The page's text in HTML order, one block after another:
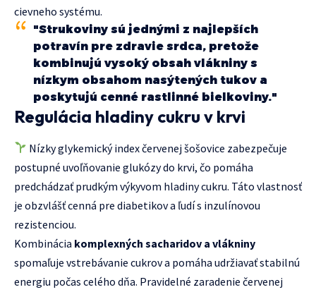
cievneho systému.
"Strukoviny sú jednými z najlepších
potravín pre zdravie srdca, pretože
kombinujú vysoký obsah vlákniny s
nízkym obsahom nasýtených tukov a
poskytujú cenné rastlinné bielkoviny."
Regulácia hladiny cukru v krvi
Nízky glykemický index červenej šošovice zabezpečuje
postupné uvoľňovanie glukózy do krvi, čo pomáha
predchádzať prudkým výkyvom hladiny cukru. Táto vlastnosť
je obzvlášť cenná pre diabetikov a ľudí s inzulínovou
rezistenciou.
Kombinácia komplexných sacharidov a vlákniny
spomaľuje vstrebávanie cukrov a pomáha udržiavať stabilnú
energiu počas celého dňa. Pravidelné zaradenie červenej